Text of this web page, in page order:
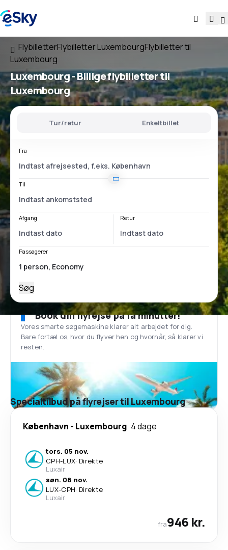
FlybilletterFlybilletter LuxembourgFlybilletter til
Luxembourg
Luxembourg - Billige flybilletter til
Luxembourg
Tur/retur Enkeltbillet
Fra
Til
Afgang Retur
Passagerer
Søg
Book din flyrejse på få minutter!
Vores smarte søgemaskine klarer alt arbejdet for dig.
Bare fortæl os, hvor du flyver hen og hvornår, så klarer vi
resten.
Specialtilbud på flyrejser til Luxembourg
København - Luxembourg 4 dage
tors. 05 nov.
CPH-LUX· Direkte
Luxair
søn. 08 nov.
LUX-CPH· Direkte
Luxair
fra946 kr.